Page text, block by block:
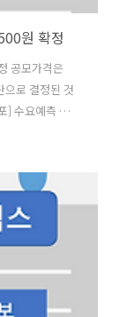
원 확정
공모가격은
로 결정된 것
수요예측 참여
약 건수는
는 48.85%,
습니다. [청약
23일..